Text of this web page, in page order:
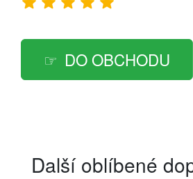
DO OBCHODU
Další oblíbené